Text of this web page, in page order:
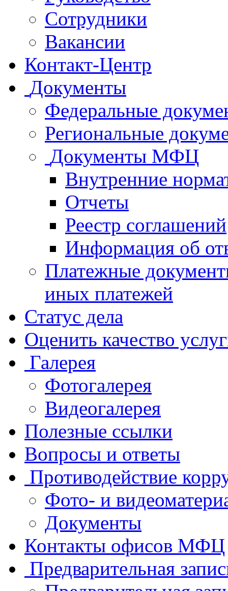
Сотрудники
Вакансии
Контакт-Центр
Документы
Федеральные
Региональные
Документы МФЦ
Внутренние
Отчеты
Реестр соглашений
Информация об
Платежные
иных платежей
Статус дела
Оценить качество
Галерея
Фотогалерея
Видеогалерея
Полезные ссылки
Вопросы и ответы
Противодействие
Фото- и
Документы
Контакты офисов МФЦ
Предварительная